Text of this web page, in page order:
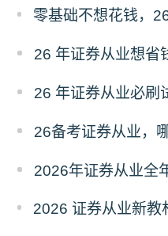
26 年证券从业必刷
2026年证券从业全